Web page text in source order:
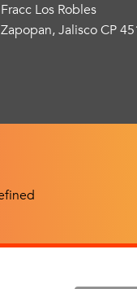
Fracc Los Robles
Zapopan, Jalisco CP